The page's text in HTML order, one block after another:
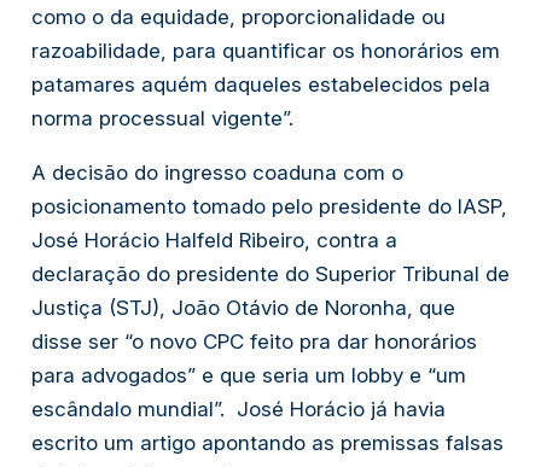
como o da equidade, proporcionalidade ou
razoabilidade, para quantificar os honorários em
patamares aquém daqueles estabelecidos pela
norma processual vigente”.
A decisão do ingresso coaduna com o
posicionamento tomado pelo presidente do IASP,
José Horácio Halfeld Ribeiro, contra a
declaração do presidente do Superior Tribunal de
Justiça (STJ), João Otávio de Noronha, que
disse ser “o novo CPC feito pra dar honorários
para advogados” e que seria um lobby e “um
escândalo mundial”.  José Horácio já havia
escrito um artigo apontando as premissas falsas